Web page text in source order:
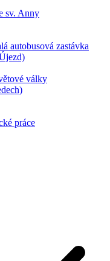
sv. Anny
autobusová zastávka
války
práce